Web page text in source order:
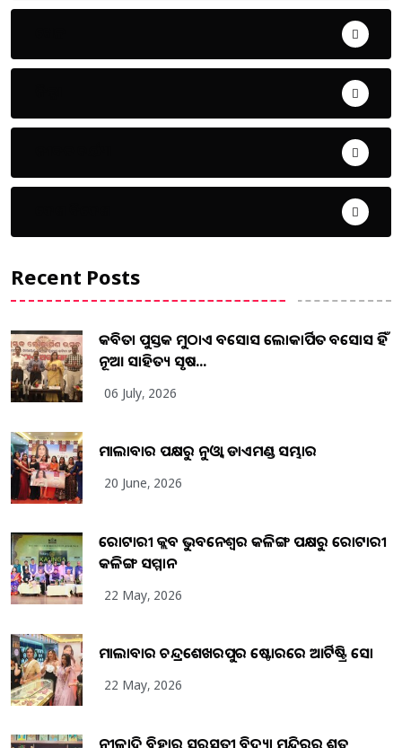
Recent Posts
କବିତା ପୁସ୍ତକ ମୁଠାଏ ଅବସୋସ ଲୋକାର୍ପିତ ଅବସୋସ ହିଁ
ନୂଆ ସାହିତ୍ୟ ସୃଷ...
06 July, 2026
ମାଲାବାର ପକ୍ଷରୁ ନୁଓ୍ବା ଡାଏମଣ୍ଡ ସମ୍ଭାର
20 June, 2026
ରୋଟାରୀ କ୍ଲବ ଭୁବନେଶ୍ୱର କଳିଙ୍ଗ ପକ୍ଷରୁ ରୋଟାରୀ
କଳିଙ୍ଗ ସମ୍ମାନ
22 May, 2026
ମାଲାବାର ଚନ୍ଦ୍ରଶେଖରପୁର ଷ୍ଟୋରରେ ଆର୍ଟିଷ୍ଟ୍ରି ସୋ
22 May, 2026
ନୀଳାଦ୍ରି ବିହାର ସରସ୍ୱତୀ ବିଦ୍ୟା ମନ୍ଦିରର ଶତ